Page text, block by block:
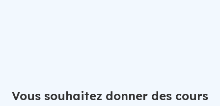
Vous souhaitez donner des cours